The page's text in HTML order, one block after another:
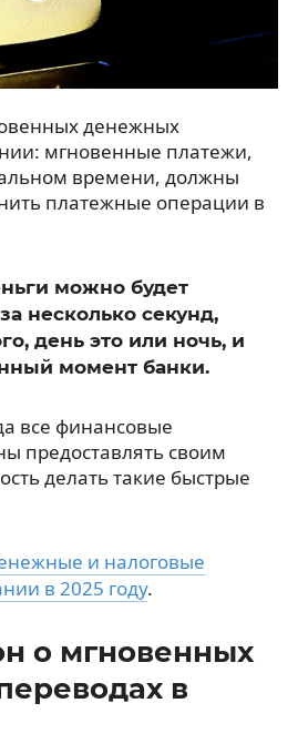
денежных
мгновенные платежи,
времени, должны
платежные операции в
можно будет
несколько секунд,
день это или ночь, и
момент банки.
все финансовые
предоставлять своим
делать такие быстрые
и налоговые
в 2025 году.
о мгновенных
в